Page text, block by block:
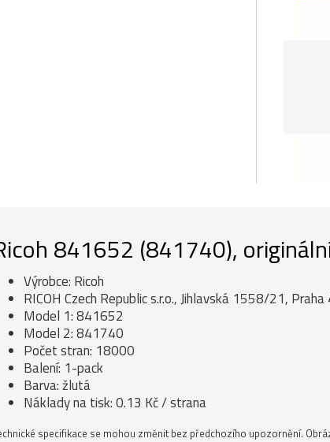
841652 (841740),
Výrobce: Ricoh
RICOH Czech Republic s.r.o., Jihlavská 1558/21,
Model 1: 841652
Model 2: 841740
Počet stran: 18000
Balení: 1-pack
Barva: žlutá
Náklady na tisk: 0.13 Kč / strana
specifikace se mohou změnit bez předchozího upozornění.